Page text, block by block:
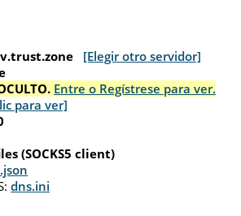
[Elegir otro servidor]
Entre o Regístrese para ver.
para ver]
(SOCKS5 client)
dns.ini